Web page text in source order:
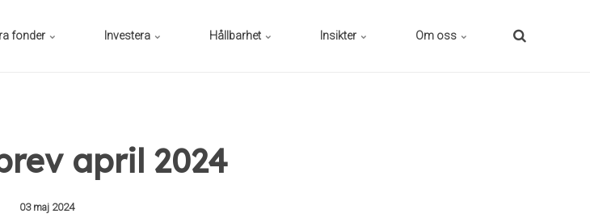
fonder Investera Hållbarhet Insikter Om oss
april 2024
03 maj 2024